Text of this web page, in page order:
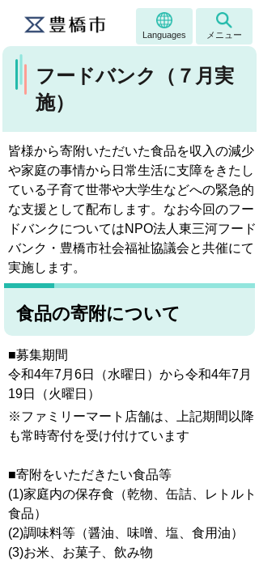
Languages メニュー
フードバンク（７月実
施）
皆様から寄附いただいた食品を収入の減少
や家庭の事情から日常生活に支障をきたし
ている子育て世帯や大学生などへの緊急的
な支援として配布します。なお今回のフー
ドバンクについてはNPO法人東三河フード
バンク・豊橋市社会福祉協議会と共催にて
実施します。
食品の寄附について
■募集期間
令和4年7月6日（水曜日）から令和4年7月
19日（火曜日）
※ファミリーマート店舗は、上記期間以降
も常時寄付を受け付けています
■寄附をいただきたい食品等
(1)家庭内の保存食（乾物、缶詰、レトルト
食品）
(2)調味料等（醤油、味噌、塩、食用油）
(3)お米、お菓子、飲み物